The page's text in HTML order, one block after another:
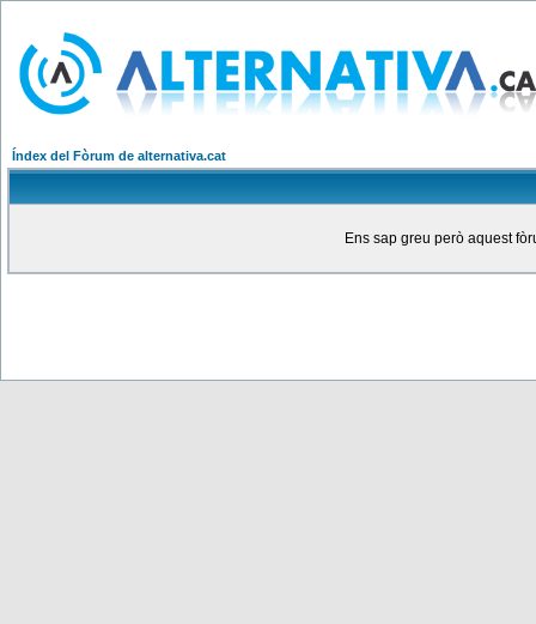
Índex del Fòrum de alternativa.cat
Ens sap greu però aquest